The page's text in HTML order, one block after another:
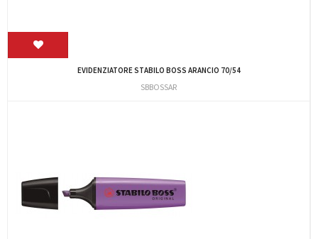
EVIDENZIATORE STABILO BOSS ARANCIO 70/54
SBBOSSAR